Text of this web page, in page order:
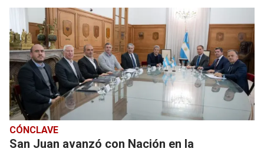
CÓNCLAVE
San Juan avanzó con Nación en la